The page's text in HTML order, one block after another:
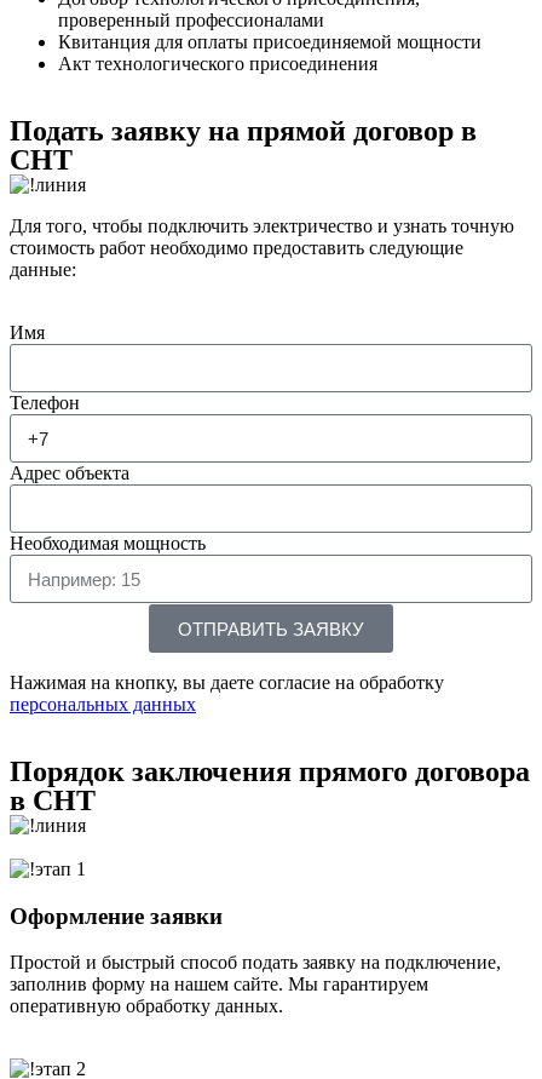
проверенный профессионалами
Квитанция для оплаты присоединяемой мощности
Акт технологического присоединения
Подать заявку на прямой договор в
СНТ
Для того, чтобы подключить электричество и узнать точную
стоимость работ необходимо предоставить следующие
данные:
Имя
Телефон
Адрес объекта
Необходимая мощность
ОТПРАВИТЬ ЗАЯВКУ
Нажимая на кнопку, вы даете согласие на обработку
персональных данных
Порядок заключения прямого договора
в СНТ
Оформление заявки
Простой и быстрый способ подать заявку на подключение,
заполнив форму на нашем сайте. Мы гарантируем
оперативную обработку данных.